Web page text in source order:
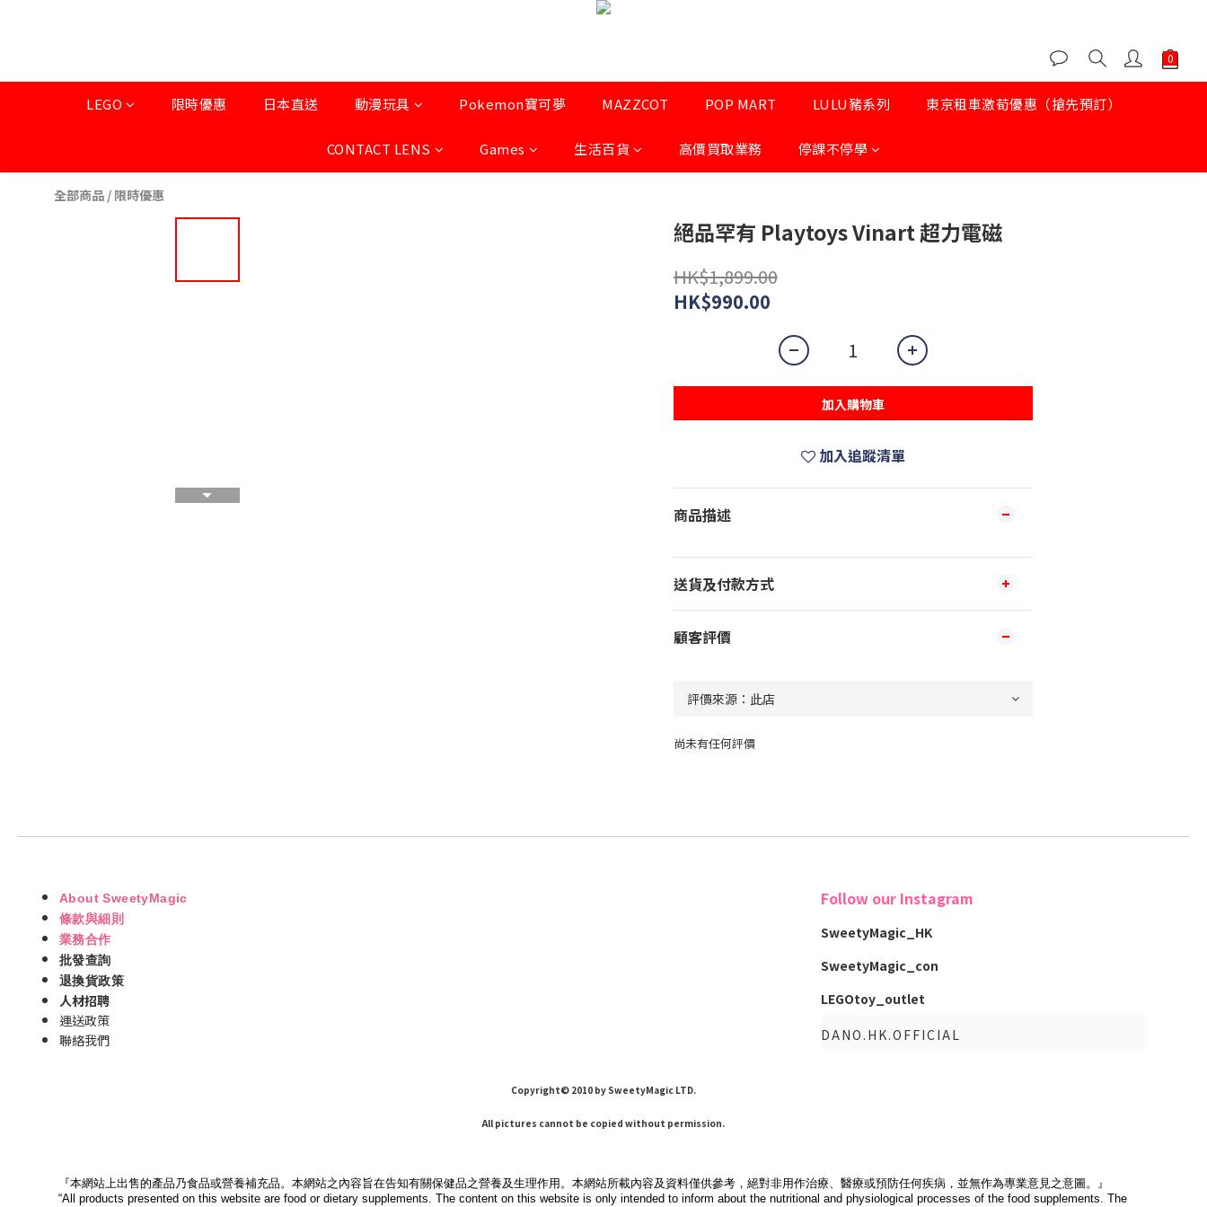
LEGO 限時優惠 日本直送 動漫玩具 Pokemon寶可夢 MAZZCOT POP MART LULU豬系列 東京租車激荀優惠（搶先預訂）
CONTACT LENS Games 生活百貨 高價買取業務 停課不停學
全部商品 / 限時優惠
絕品罕有 Playtoys Vinart 超力電磁
HK$1,899.00
HK$990.00
加入購物車
加入追蹤清單
商品描述
送貨及付款方式
顧客評價
尚未有任何評價
About SweetyMagic
條款與細則
業務合作
批發查詢
退換貨政策
人材招聘
運送政策
聯絡我們
Follow our Instagram
SweetyMagic_HK
SweetyMagic_con
LEGOtoy_outlet
DANO.HK.OFFICIAL
Copyright© 2010 by SweetyMagic LTD.
All pictures cannot be copied without permission.
『本網站上出售的產品乃食品或營養補充品。本網站之內容旨在告知有關保健品之營養及生理作用。本網站所載內容及資料僅供參考，絕對非用作治療、醫療或預防任何疾病，並無作為專業意見之意圖。』
“All products presented on this website are food or dietary supplements. The content on this website is only intended to inform about the nutritional and physiological processes of the food supplements. The